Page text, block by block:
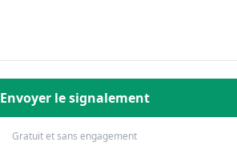
Envoyer le signalement
Gratuit et sans engagement